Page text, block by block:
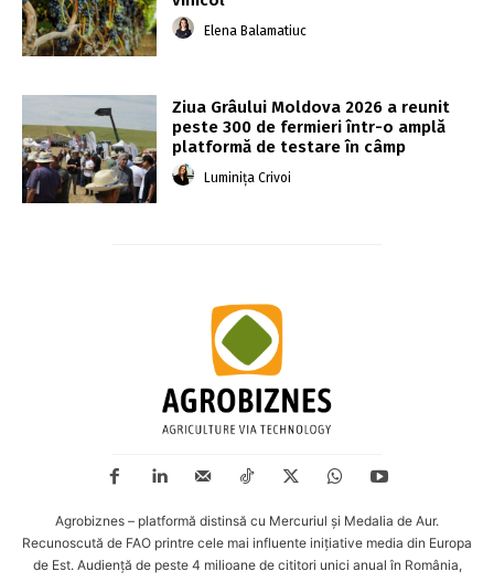
Elena Balamatiuc
Ziua Grâului Moldova 2026 a reunit
peste 300 de fermieri într-o amplă
platformă de testare în câmp
Luminița Crivoi
Agrobiznes – platformă distinsă cu Mercuriul și Medalia de Aur.
Recunoscută de FAO printre cele mai influente inițiative media din Europa
de Est. Audiență de peste 4 milioane de cititori unici anual în România,